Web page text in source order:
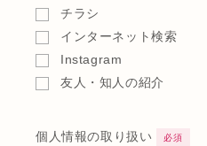
チラシ
インターネット検索
Instagram
友人・知人の紹介
個人情報の取り扱い 必須